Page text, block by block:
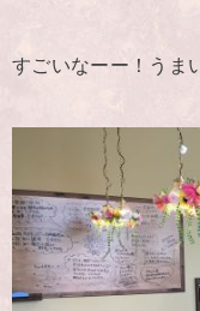
すごいなーー！うま